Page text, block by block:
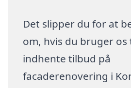
Det slipper du for at
om, hvis du bruger os
indhente tilbud på
facaderenovering i